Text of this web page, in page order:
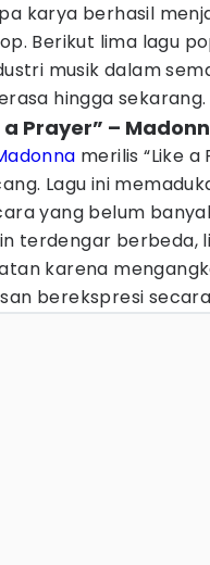
karya berhasil
Berikut lima lagu
musik dalam
hingga sekarang.
a Prayer” –
merilis “Like
Lagu ini
yang belum
terdengar berbeda,
karena
berekspresi